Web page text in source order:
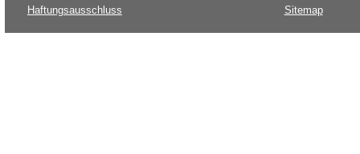
Haftungsausschluss Sitemap